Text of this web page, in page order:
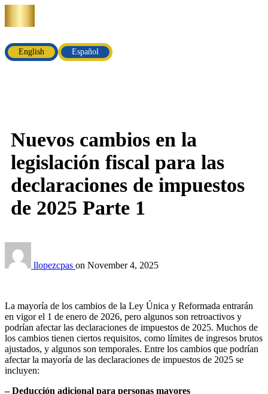
English Español
Nuevos cambios en la
legislación fiscal para las
declaraciones de impuestos
de 2025 Parte 1
llopezcpas on November 4, 2025
La mayoría de los cambios de la Ley Única y Reformada entrarán
en vigor el 1 de enero de 2026, pero algunos son retroactivos y
podrían afectar las declaraciones de impuestos de 2025. Muchos de
los cambios tienen ciertos requisitos, como límites de ingresos brutos
ajustados, y algunos son temporales. Entre los cambios que podrían
afectar la mayoría de las declaraciones de impuestos de 2025 se
incluyen:
– Deducción adicional para personas mayores